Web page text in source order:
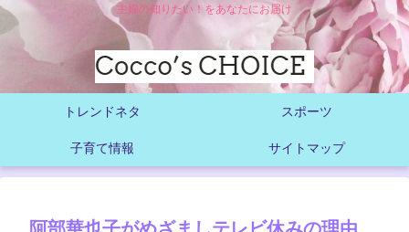
主婦の知りたい！をあなたにお届け
トレンドネタ スポーツ
子育て情報 サイトマップ